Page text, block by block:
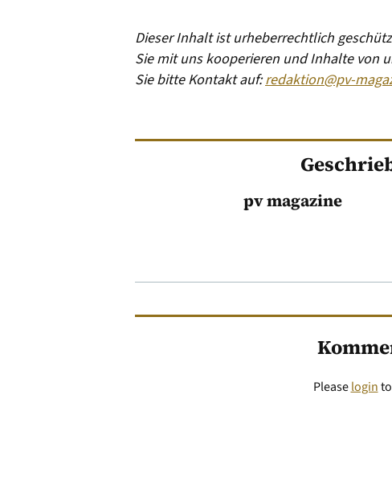
Dieser Inhalt ist urheberrechtlich
Sie mit uns kooperieren und Inhalte von
Sie bitte Kontakt auf:redaktion@pv-
pv magazine
Pleaselogin